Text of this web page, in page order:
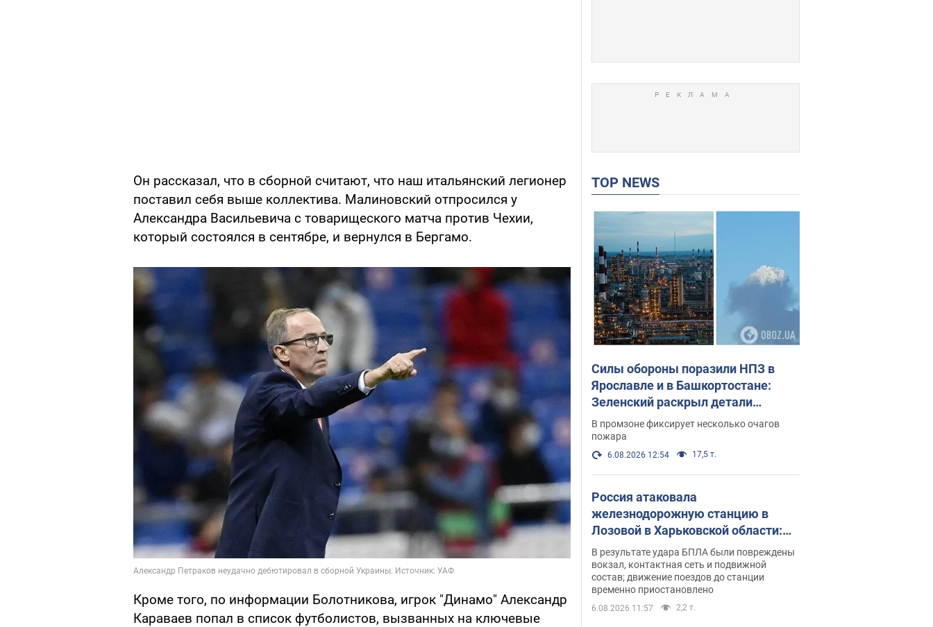
Он рассказал, что в сборной считают, что наш итальянский легионер
поставил себя выше коллектива. Малиновский отпросился у
Александра Васильевича с товарищеского матча против Чехии,
который состоялся в сентябре, и вернулся в Бергамо.
Кроме того, по информации Болотникова, игрок "Динамо" Александр
Караваев попал в список футболистов, вызванных на ключевые
TOP NEWS
Силы обороны поразили НПЗ в
Ярославле и в Башкортостане:
Зеленский раскрыл детали
операции. Фото и видео
В промзоне фиксирует несколько очагов
пожара
6.08.2026 12:54 17,5 т.
Россия атаковала
железнодорожную станцию в
Лозовой в Харьковской области:
есть погибшие и раненые
В результате удара БПЛА были повреждены
вокзал, контактная сеть и подвижной
состав; движение поездов до станции
временно приостановлено
6.08.2026 11:57 2,2 т.